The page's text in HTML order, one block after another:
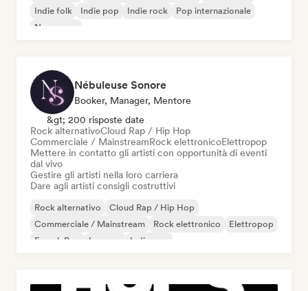
Indie folk
Indie pop Indie rock
Pop internazionale
New wave
Nébuleuse Sonore
Booker, Manager, Mentore
&gt; 200 risposte date
Rock alternativoCloud Rap / Hip Hop
Commerciale / MainstreamRock elettronicoElettropop
Mettere in contatto gli artisti con opportunità di eventi
dal vivo
Gestire gli artisti nella loro carriera
Dare agli artisti consigli costruttivi
Rock alternativo
Cloud Rap / Hip Hop
Commerciale / Mainstream
Rock elettronico
Elettropop
French Pop
Iperpop Indie pop